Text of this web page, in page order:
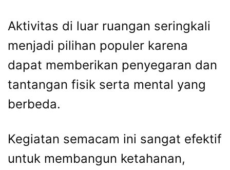
Aktivitas di luar ruangan seringkali
menjadi pilihan populer karena
dapat memberikan penyegaran dan
tantangan fisik serta mental yang
berbeda.
Kegiatan semacam ini sangat efektif
untuk membangun ketahanan,